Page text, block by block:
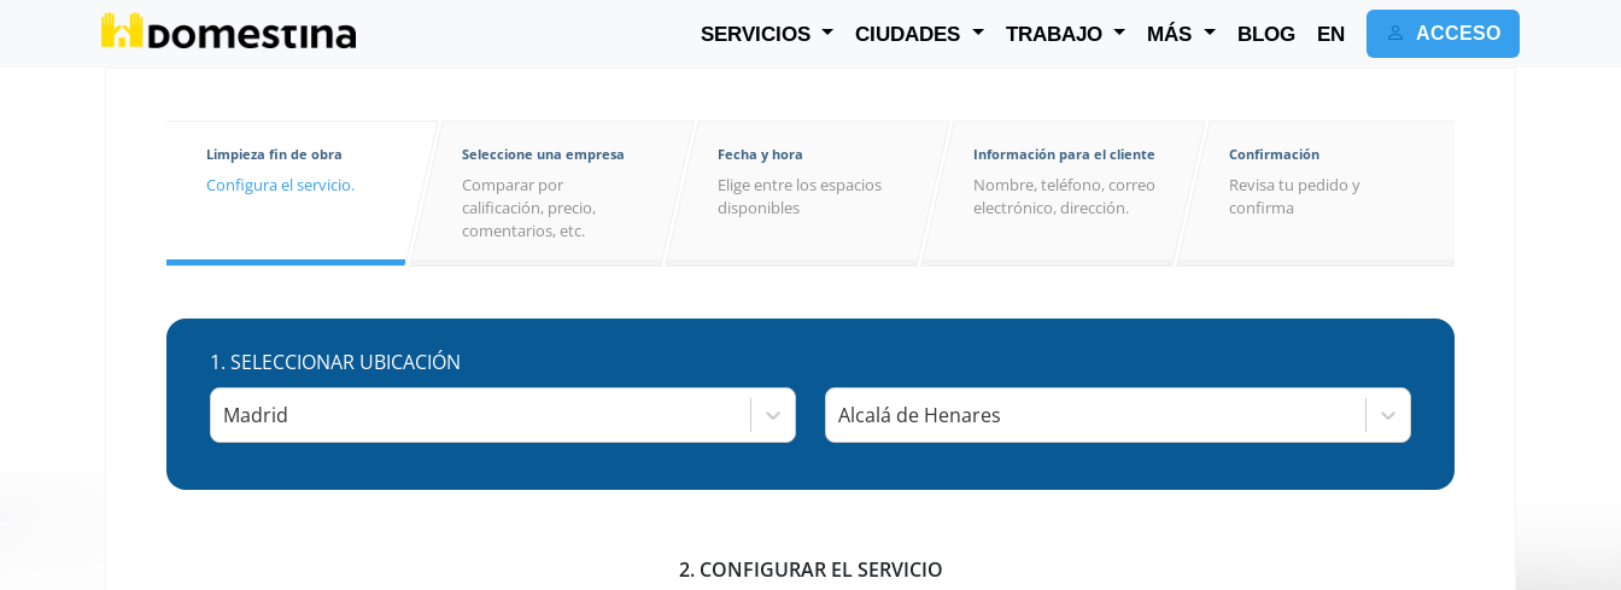
SERVICIOS CIUDADES TRABAJO MÁS BLOG EN ACCESO
Limpieza fin de obra
Configura el servicio.
Seleccione una empresa
Comparar por
calificación, precio,
comentarios, etc.
Fecha y hora
Elige entre los espacios
disponibles
Información para el cliente
Nombre, teléfono, correo
electrónico, dirección.
Confirmación
Revisa tu pedido y
confirma
1. SELECCIONAR UBICACIÓN
Madrid
Alcalá de Henares
2. CONFIGURAR EL SERVICIO